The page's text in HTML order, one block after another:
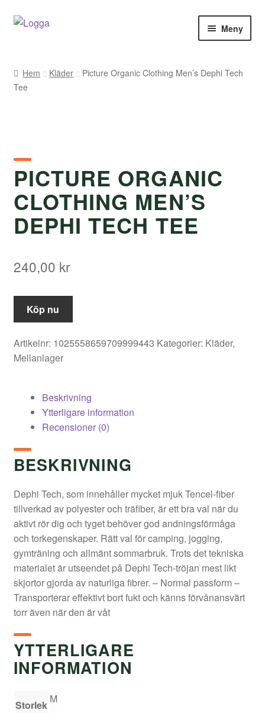
Hoppa
Hoppa
Meny
Kontakt
Varumärken
Väljare
Hem Kläder
Picture Organic Clothing Men’s Dephi Tech
Tee
PICTURE ORGANIC
CLOTHING MEN’S
DEPHI TECH TEE
240,00 kr
Köp nu
Artikelnr: 1025558659709999443 Kategorier: Kläder,
Mellanlager
Beskrivning
Ytterligare information
Recensioner (0)
BESKRIVNING
Dephi Tech, som innehåller mycket mjuk Tencel-fiber
tillverkad av polyester och träfiber, är ett bra val när du
aktivt rör dig och tyget behöver god andningsförmåga
och torkegenskaper. Rätt val för camping, jogging,
gymträning och allmänt sommarbruk. Trots det tekniska
materialet är utseendet på Dephi Tech-tröjan mest likt
skjortor gjorda av naturliga fibrer. – Normal passform –
Transporterar effektivt bort fukt och känns förvånansvärt
torr även när den är våt
YTTERLIGARE
INFORMATION
Storlek M